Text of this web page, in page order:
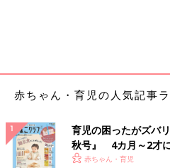
赤ちゃん・育児の人気記事
育児の困ったがズバ
秋号』 4カ月～2才
いっぱい！
赤ちゃん・育児